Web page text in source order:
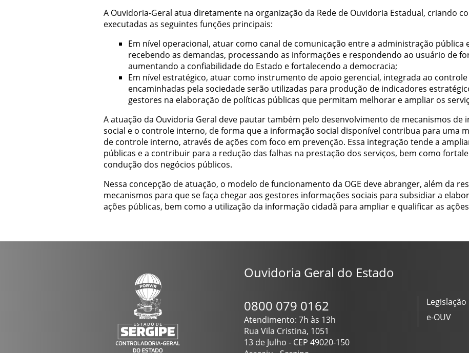
A Ouvidoria-Geral atua diretamente na organização da Rede de Ouvidoria Estadual, criando
executadas as seguintes funções principais:
Em nível operacional, atuar como canal de comunicação entre a administração pública
recebendo as demandas, processando as informações e respondendo ao usuário de
aumentando a confiabilidade do Estado e fortalecendo a democracia;
Em nível estratégico, atuar como instrumento de apoio gerencial, integrada ao
encaminhadas pela sociedade serão utilizadas para produção de indicadores
gestores na elaboração de políticas públicas que permitam melhorar e ampliar os
A atuação da Ouvidoria Geral deve pautar também pelo desenvolvimento de mecanismos
social e o controle interno, de forma que a informação social disponível contribua para uma
de controle interno, através de ações com foco em prevenção. Essa integração tende a
públicas e a contribuir para a redução das falhas na prestação dos serviços, bem como
condução dos negócios públicos.
Nessa concepção de atuação, o modelo de funcionamento da OGE deve abranger, além da
mecanismos para que se faça chegar aos gestores informações sociais para subsidiar a
ações públicas, bem como a utilização da informação cidadã para ampliar e qualificar as
Ouvidoria Geral do Estado
0800 079 0162
Atendimento: 7h às 13h
Rua Vila Cristina, 1051
13 de Julho - CEP 49020-150
Legislação
e-OUV